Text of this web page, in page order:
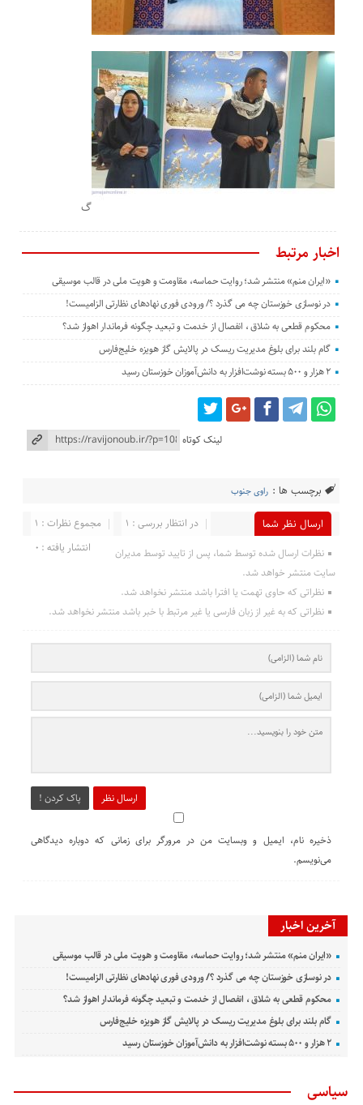
گ
اخبار مرتبط
«ایران منم» منتشر شد؛ روایت حماسه، مقاومت و هویت ملی در قالب موسیقی
در نوسازی خوزستان چه می گذرد ؟/ ورودی فوری نهادهای نظارتی الزامیست!
محکوم قطعی به شلاق ، انفصال از خدمت و تبعید چگونه فرماندار اهواز شد؟
گام بلند برای بلوغ مدیریت ریسک در پالایش گاز هویزه خلیج‌فارس
۲ هزار و ۵۰۰ بسته نوشت‌افزار به دانش‌آموزان خوزستان رسید
لینک کوتاه
برچسب ها : راوی جنوب
ارسال نظر شما مجموع نظرات : 1
در انتظار بررسی : 1
انتشار یافته : 0
نظرات ارسال شده توسط شما، پس از تایید توسط مدیران
سایت منتشر خواهد شد.
نظراتی که حاوی تهمت یا افترا باشد منتشر نخواهد شد.
نظراتی که به غیر از زبان فارسی یا غیر مرتبط با خبر باشد منتشر نخواهد شد.
ارسال نظر پاک کردن !
ذخیره نام، ایمیل و وبسایت من در مرورگر برای زمانی که دوباره دیدگاهی
می‌نویسم.
آخرین اخبار
«ایران منم» منتشر شد؛ روایت حماسه، مقاومت و هویت ملی در قالب موسیقی
در نوسازی خوزستان چه می گذرد ؟/ ورودی فوری نهادهای نظارتی الزامیست!
محکوم قطعی به شلاق ، انفصال از خدمت و تبعید چگونه فرماندار اهواز شد؟
گام بلند برای بلوغ مدیریت ریسک در پالایش گاز هویزه خلیج‌فارس
۲ هزار و ۵۰۰ بسته نوشت‌افزار به دانش‌آموزان خوزستان رسید
سیاسی